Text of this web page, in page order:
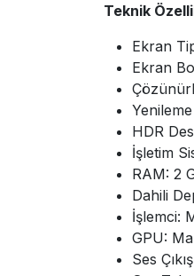
Teknik
Ekran
Ekran
HDR
İşletim
RAM: 2
Dahili
İşlemci:
GPU:
Ses